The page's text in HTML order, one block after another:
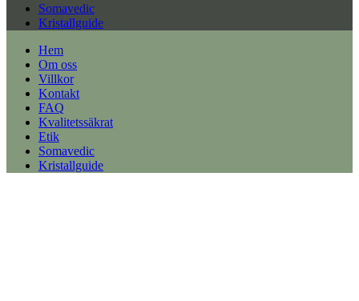
Somavedic
Kristallguide
Hem
Om oss
Villkor
Kontakt
FAQ
Kvalitetssäkrat
Etik
Somavedic
Kristallguide